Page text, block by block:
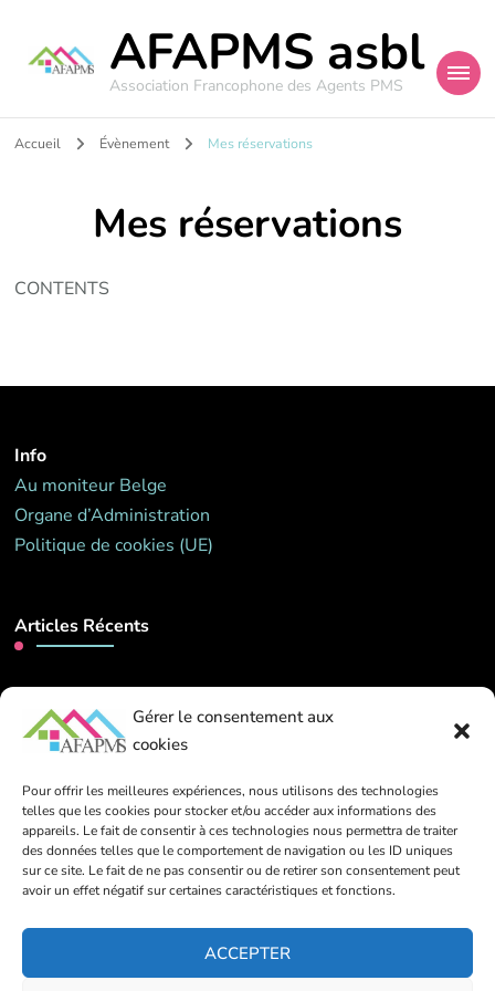
Gérer le consentement aux
cookies
Pour offrir les meilleures expériences, nous utilisons des technologies
telles que les cookies pour stocker et/ou accéder aux informations des
appareils. Le fait de consentir à ces technologies nous permettra de traiter
des données telles que le comportement de navigation ou les ID uniques
sur ce site. Le fait de ne pas consentir ou de retirer son consentement peut
avoir un effet négatif sur certaines caractéristiques et fonctions.
ACCEPTER
AFAPMS asbl
Association Francophone des Agents PMS
Accueil Évènement Mes réservations
Mes réservations
CONTENTS
Info
Au moniteur Belge
Organe d’Administration
Politique de cookies (UE)
Articles Récents
l’accompagnement ». Mardi 26 mai 2026 de 14h00 à
16h00
Contact
39 rue de Dinant, 1000 Bruxelles